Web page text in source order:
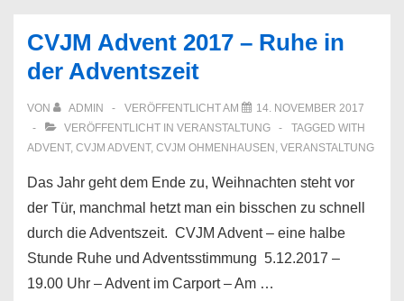
Besinnlichkeit
in
Adventszeit
CVJM Advent 2017 – Ruhe in
der Adventszeit
VON ADMIN VERÖFFENTLICHT AM
14. NOVEMBER 2017
VERÖFFENTLICHT IN VERANSTALTUNG
TAGGED WITH
ADVENT, CVJM ADVENT, CVJM OHMENHAUSEN , VERANSTALTUNG
Das Jahr geht dem Ende zu, Weihnachten steht vor
der Tür, manchmal hetzt man ein bisschen zu schnell
durch die Adventszeit. CVJM Advent – eine halbe
Stunde Ruhe und Adventsstimmung 5.12.2017 –
19.00 Uhr – Advent im Carport – Am …